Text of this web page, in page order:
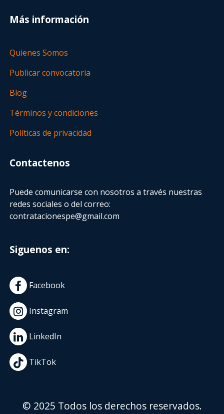
Más información
Quienes Somos
Publicar convocatoria
Blog
Términos y condiciones
Políticas de privacidad
Contactenos
Puede comunicarse con nosotros a través nuestras
redes sociales o del correo:
contratacionespe@gmail.com
Siguenos en:
Facebook
Instagram
LinkedIn
TikTok
© 2025 Todos los derechos reservados.